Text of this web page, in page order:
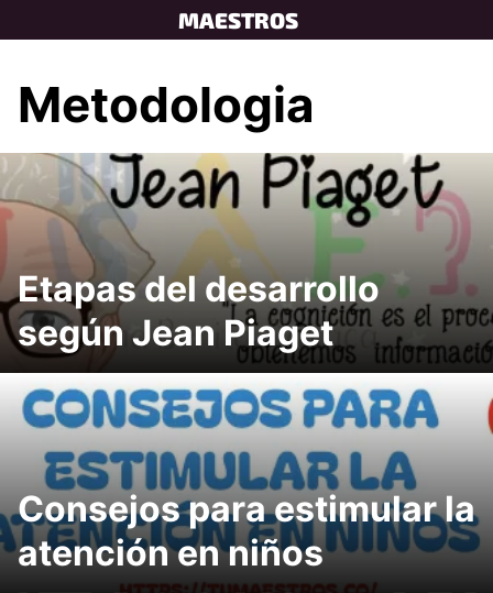
to
MAESTROS
Metodologia
Etapas del desarrollo
según Jean Piaget
Consejos para estimular la
atención en niños